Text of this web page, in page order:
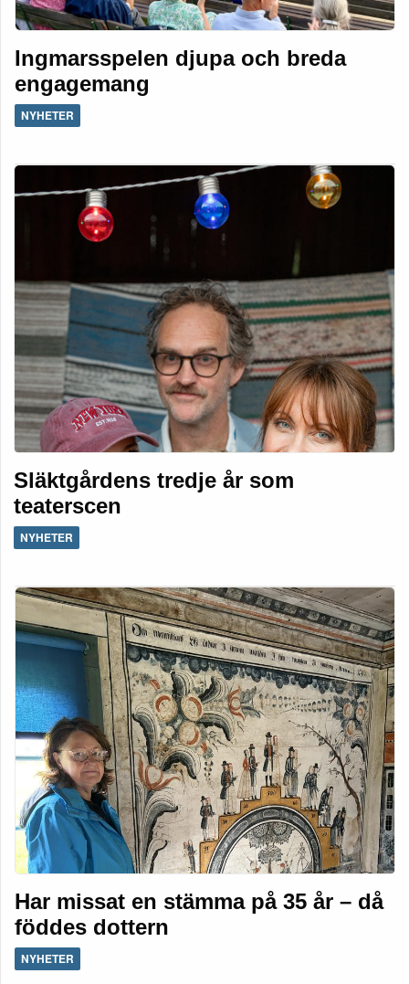
Ingmarsspelen djupa och breda
engagemang
NYHETER
Släktgårdens tredje år som
teaterscen
NYHETER
Har missat en stämma på 35 år – då
föddes dottern
NYHETER